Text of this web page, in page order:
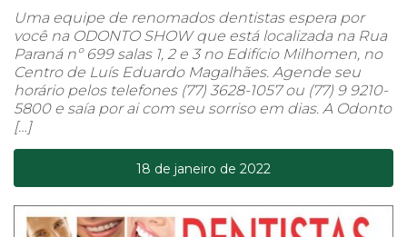
Uma equipe de renomados dentistas espera por
você na ODONTO SHOW que está localizada na Rua
Paraná nº 699 salas 1, 2 e 3 no Edifício Milhomen, no
Centro de Luís Eduardo Magalhães. Agende seu
horário pelos telefones (77) 3628-1057 ou (77) 9 9210-
5800 e saía por ai com seu sorriso em dias. A Odonto
[…]
18 de janeiro de 2022